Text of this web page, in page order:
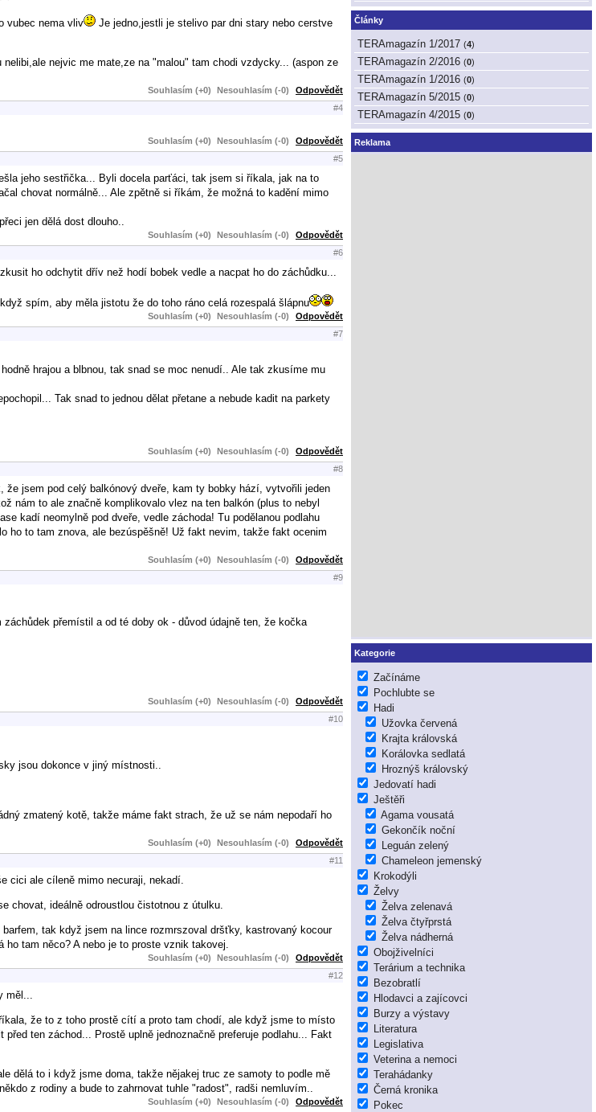
vubec nema vliv
Je jedno,jestli je stelivo par dni stary nebo cerstve
nejvic me mate,ze na "malou" tam chodi vzdycky... (aspon ze
Souhlasím (+0) Nesouhlasím (-0) Odpovědět
#4
Souhlasím (+0) Nesouhlasím (-0) Odpovědět
#5
jeho sestřička... Byli docela parťáci, tak jsem si říkala, jak na to
chovat normálně... Ale zpětně si říkám, že možná to kadění mimo
jen dělá dost dlouho..
Souhlasím (+0) Nesouhlasím (-0) Odpovědět
#6
ho odchytit dřív než hodí bobek vedle a nacpat ho do záchůdku...
spím, aby měla jistotu že do toho ráno celá rozespalá šlápnu
Souhlasím (+0) Nesouhlasím (-0) Odpovědět
#7
hrajou a blbnou, tak snad se moc nenudí.. Ale tak zkusíme mu
Tak snad to jednou dělat přetane a nebude kadit na parkety
Souhlasím (+0) Nesouhlasím (-0) Odpovědět
#8
jsem pod celý balkónový dveře, kam ty bobky hází, vytvořili jeden
nám to ale značně komplikovalo vlez na ten balkón (plus to nebyl
kadí neomylně pod dveře, vedle záchoda! Tu podělanou podlahu
ho to tam znova, ale bezúspěšně! Už fakt nevim, takže fakt ocenim
Souhlasím (+0) Nesouhlasím (-0) Odpovědět
#9
přemístil a od té doby ok - důvod údajně ten, že kočka
Souhlasím (+0) Nesouhlasím (-0) Odpovědět
#10
jsou dokonce v jiný místnosti..
zmatený kotě, takže máme fakt strach, že už se nám nepodaří ho
Souhlasím (+0) Nesouhlasím (-0) Odpovědět
#11
cici ale cíleně mimo necuraji, nekadí.
chovat, ideálně odroustlou čistotnou z útulku.
tak když jsem na lince rozmrszoval dršťky, kastrovaný kocour
tam něco? A nebo je to proste vznik takovej.
Souhlasím (+0) Nesouhlasím (-0) Odpovědět
#12
že to z toho prostě cítí a proto tam chodí, ale když jsme to místo
ten záchod... Prostě uplně jednoznačně preferuje podlahu... Fakt
dělá to i když jsme doma, takže nějakej truc ze samoty to podle mě
z rodiny a bude to zahrnovat tuhle "radost", radši nemluvím..
Souhlasím (+0) Nesouhlasím (-0) Odpovědět
Články
TERAmagazín 1/2017 (4)
TERAmagazín 2/2016 (0)
TERAmagazín 1/2016 (0)
TERAmagazín 5/2015 (0)
TERAmagazín 4/2015 (0)
Reklama
Kategorie
Začínáme
Pochlubte se
Hadi
Užovka červená
Krajta královská
Korálovka sedlatá
Hroznýš královský
Jedovatí hadi
Ještěři
Agama vousatá
Gekončík noční
Leguán zelený
Chameleon jemenský
Krokodýli
Želvy
Želva zelenavá
Želva čtyřprstá
Želva nádherná
Obojživelníci
Terárium a technika
Bezobratlí
Hlodavci a zajícovci
Burzy a výstavy
Literatura
Legislativa
Veterina a nemoci
Terahádanky
Černá kronika
Pokec